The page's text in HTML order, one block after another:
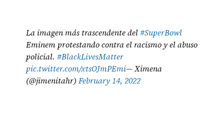
La imagen más trascendente del#SuperBowl
Eminem protestando contra el racismo y el abuso
policial.#BlackLivesMatter
pic.twitter.com/xtsOJmPEmi— Ximena
(@jimenitahr)February 14, 2022